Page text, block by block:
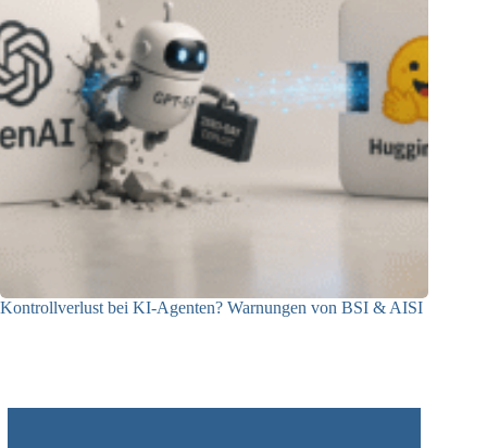
Kontrollverlust bei KI-Agenten? Warnungen von BSI & AISI